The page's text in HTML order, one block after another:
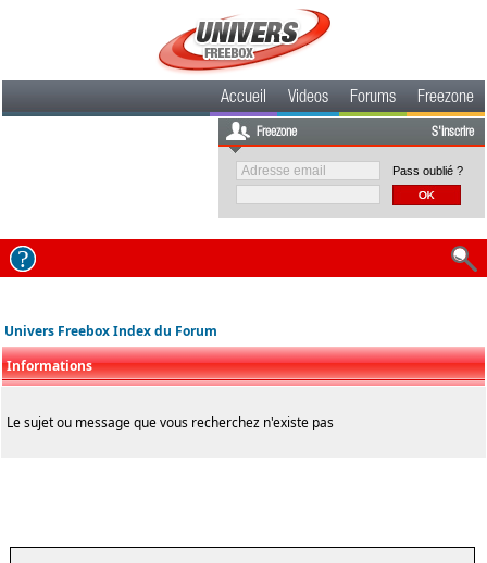
Accueil Videos Forums Freezone
Freezone S'inscrire
Pass oublié ?
Univers Freebox Index du Forum
Informations
Le sujet ou message que vous recherchez n'existe pas